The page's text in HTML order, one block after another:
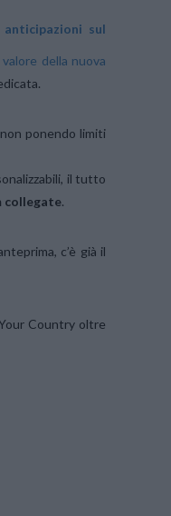
sul
valore della nuova
ponendo limiti
il tutto
collegate.
c’è già il
Country oltre